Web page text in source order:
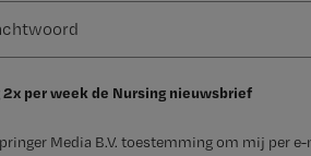
2x per week de Nursing nieuwsbrief
Media B.V. toestemming om mij per